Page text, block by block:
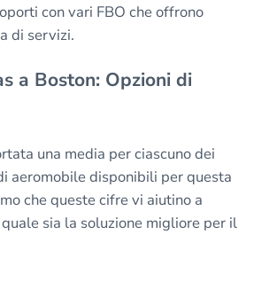
con vari FBO che offrono
di servizi.
a Boston: Opzioni di
una media per ciascuno dei
aeromobile disponibili per questa
che queste cifre vi aiutino a
sia la soluzione migliore per il